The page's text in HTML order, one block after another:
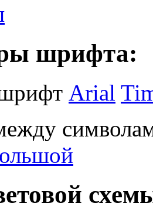
шрифта:
Arial